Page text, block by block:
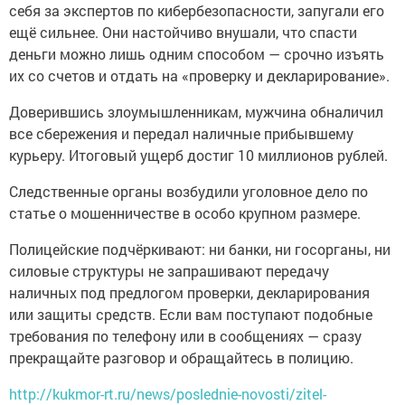
себя за экспертов по кибербезопасности, запугали его
ещё сильнее. Они настойчиво внушали, что спасти
деньги можно лишь одним способом — срочно изъять
их со счетов и отдать на «проверку и декларирование».
Доверившись злоумышленникам, мужчина обналичил
все сбережения и передал наличные прибывшему
курьеру. Итоговый ущерб достиг 10 миллионов рублей.
Следственные органы возбудили уголовное дело по
статье о мошенничестве в особо крупном размере.
Полицейские подчёркивают: ни банки, ни госорганы, ни
силовые структуры не запрашивают передачу
наличных под предлогом проверки, декларирования
или защиты средств. Если вам поступают подобные
требования по телефону или в сообщениях — сразу
прекращайте разговор и обращайтесь в полицию.
http://kukmor-rt.ru/news/poslednie-novosti/zitel-